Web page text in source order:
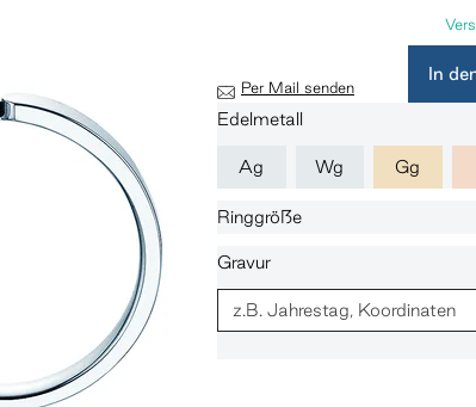
Per Mail senden
In
Edelmetall
Ag Wg Gg
Ringgröße
Gravur